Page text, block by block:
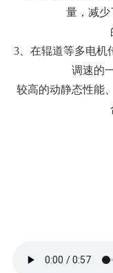
量，减少
3、在辊道等多电机
调速的
较高的动静态性能